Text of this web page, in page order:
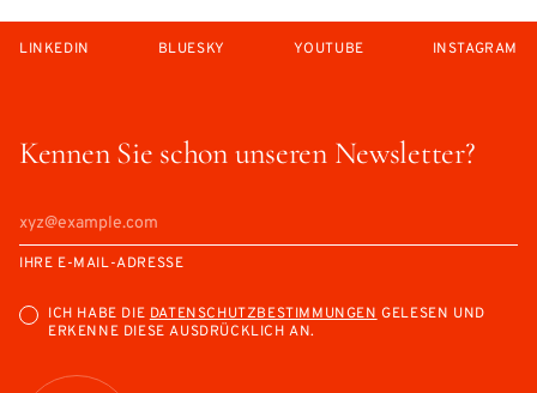
Kennen Sie schon unseren Newsletter?
IHRE E-MAIL-ADRESSE
ICH HABE DIEDATENSCHUTZBESTIMMUNGENGELESEN UND
ERKENNE DIESE AUSDRÜCKLICH AN.
LINKEDIN BLUESKY YOUTUBE INSTAGRAM